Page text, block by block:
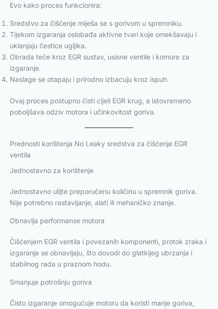
Evo kako proces funkcionira:
Sredstvo za čišćenje miješa se s gorivom u spremniku.
Tijekom izgaranja oslobađa aktivne tvari koje omekšavaju i
uklanjaju čestice ugljika.
Obrada teče kroz EGR sustav, usisne ventile i komore za
izgaranje.
Naslage se otapaju i prirodno izbacuju kroz ispuh.
Ovaj proces postupno čisti cijeli EGR krug, a istovremeno
poboljšava odziv motora i učinkovitost goriva.
Prednosti korištenja No Leaky sredstva za čišćenje EGR
ventila
Jednostavno za korištenje
Jednostavno ulijte preporučenu količinu u spremnik goriva.
Nije potrebno rastavljanje, alati ili mehaničko znanje.
Obnavlja performanse motora
Čišćenjem EGR ventila i povezanih komponenti, protok zraka i
izgaranje se obnavljaju, što dovodi do glatkijeg ubrzanja i
stabilnog rada u praznom hodu.
Smanjuje potrošnju goriva
Čisto izgaranje omogućuje motoru da koristi manje goriva,